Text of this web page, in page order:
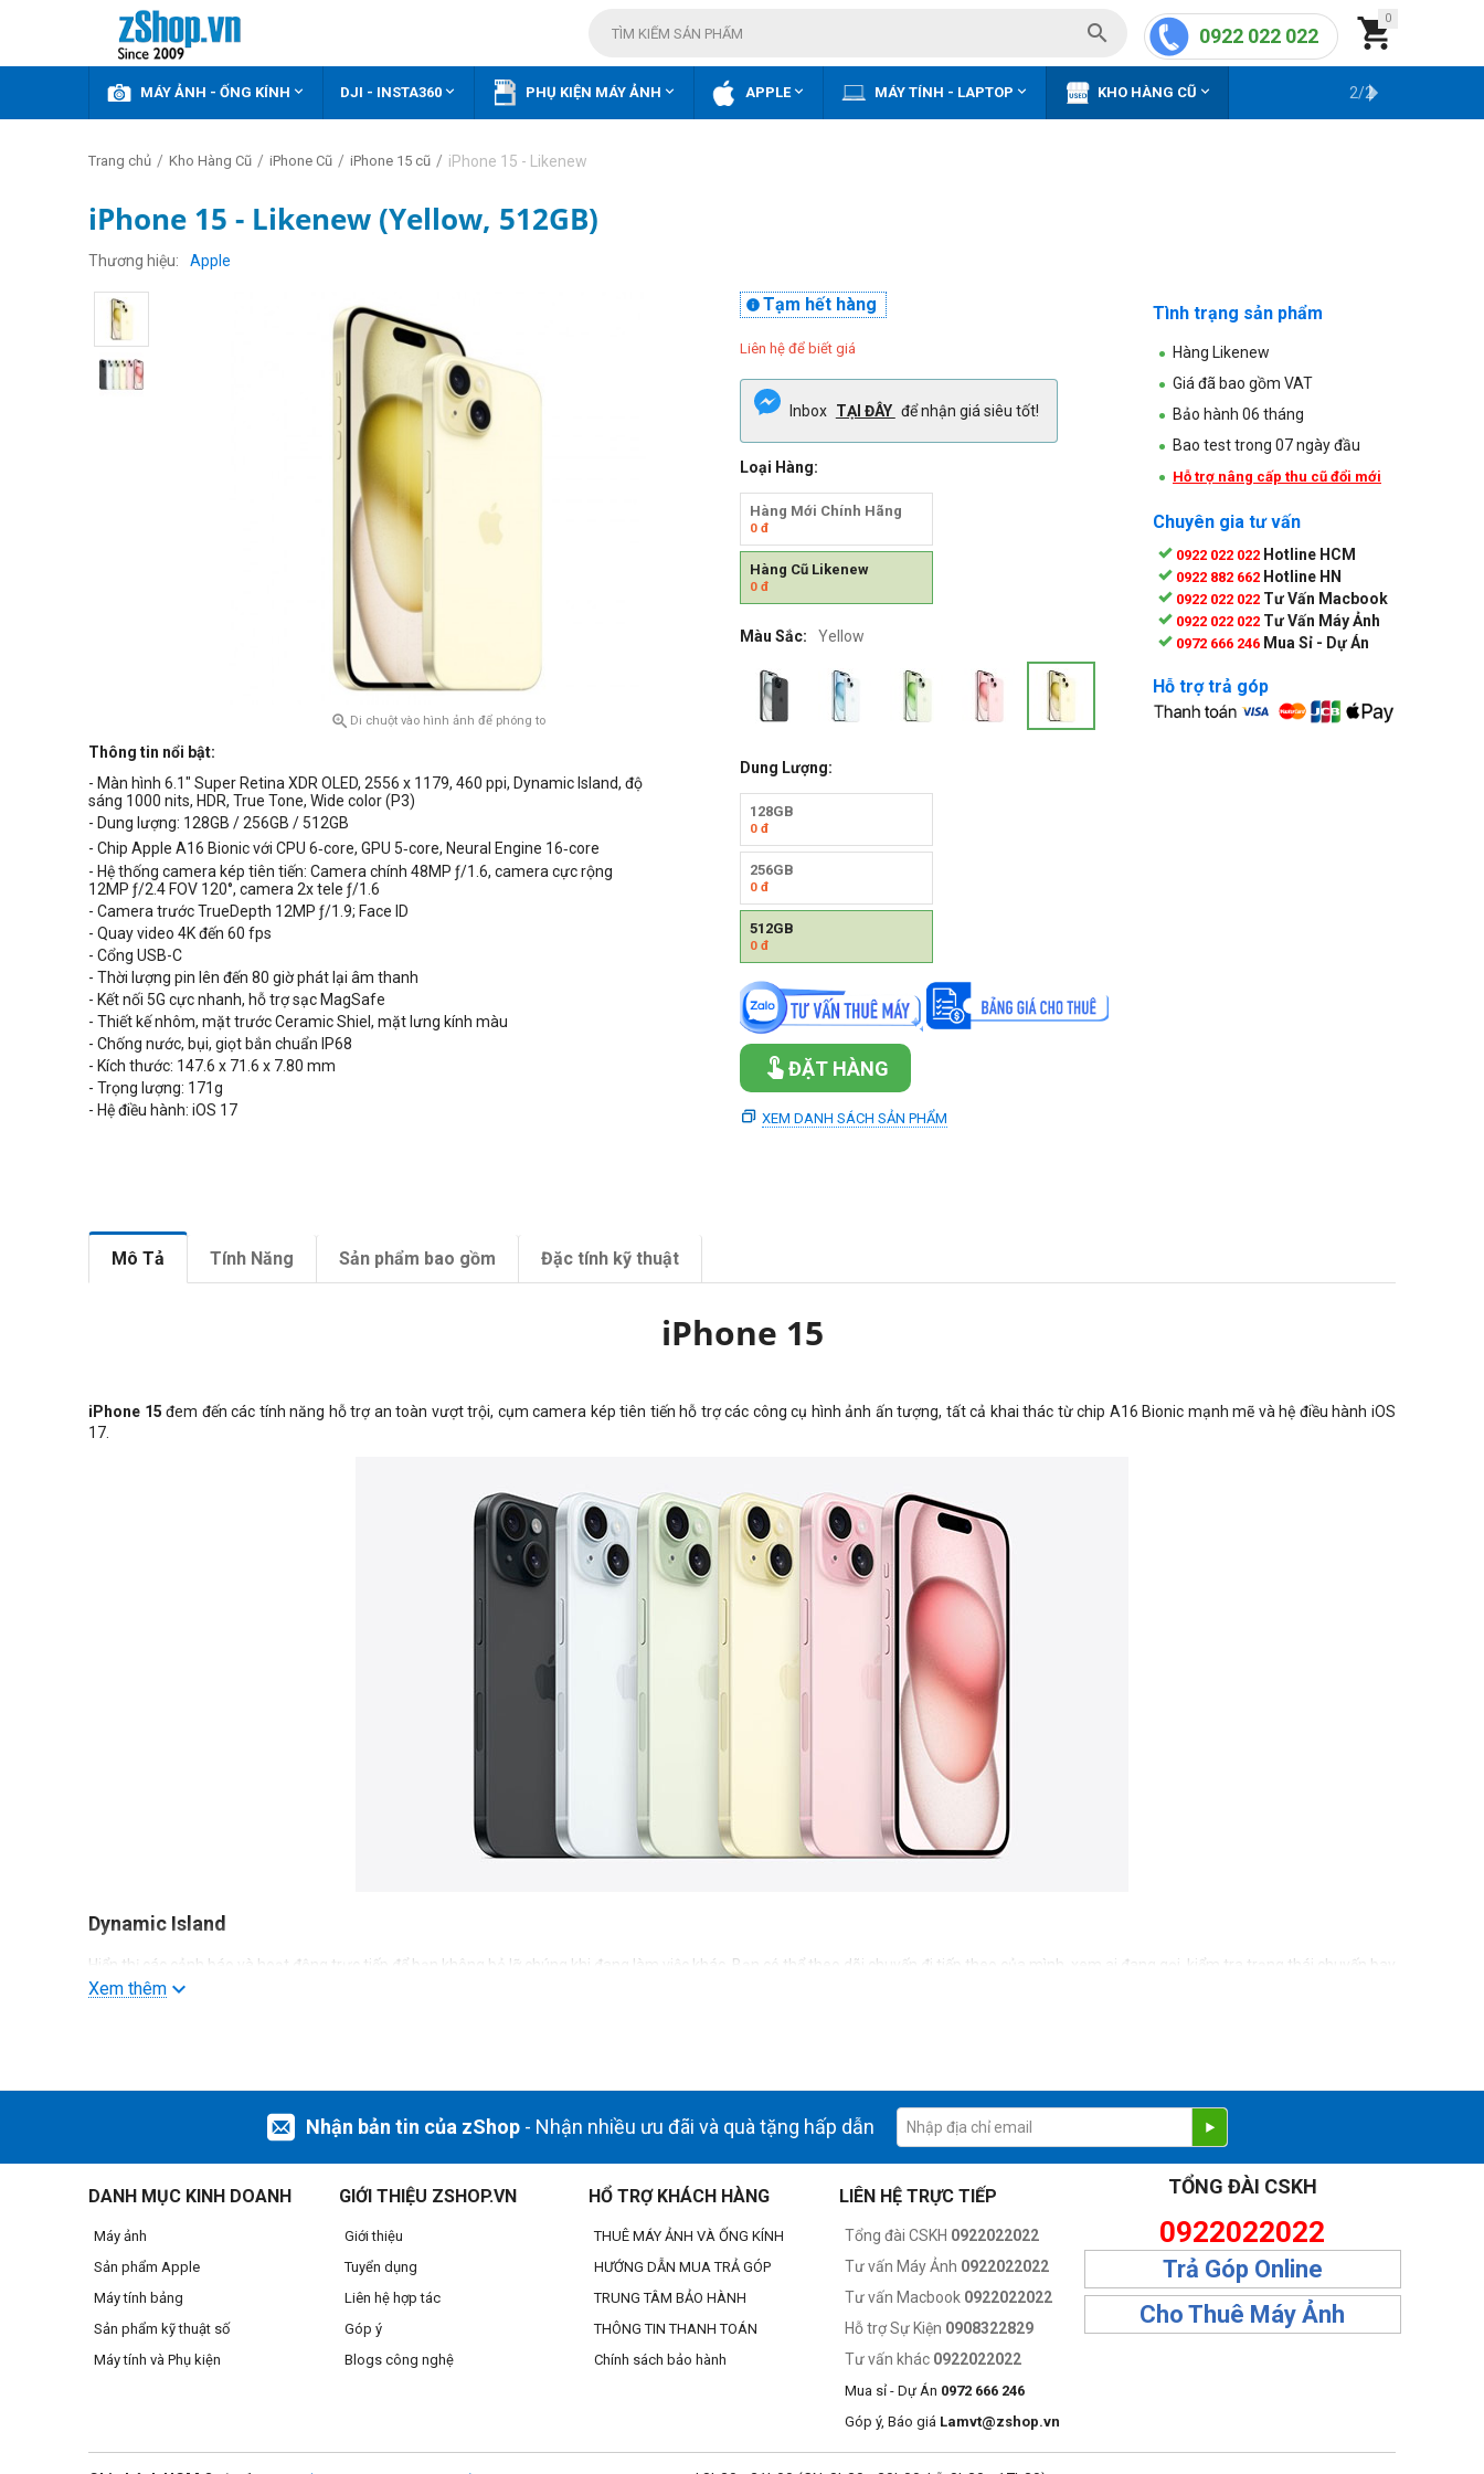
0

0922 022 022

KHUYẾN MÃI
MÁY ẢNH - ỐNG KÍNH  DJI - INSTA360  PHỤ KIỆN MÁY ẢNH  APPLE MÁY TÍNH - LAPTOP  KHO HÀNG CŨ  2/2
Trang chủ / Kho Hàng Cũ / iPhone Cũ / iPhone 15 cũ / iPhone 15 - Likenew
iPhone 15 - Likenew (Yellow, 512GB)
Thương hiệu Apple
 Di chuột vào hình ảnh để phóng to
Thông tin nổi bật:
- Màn hình 6.1" Super Retina XDR OLED, 2556 x 1179, 460 ppi, Dynamic Island, độ
sáng 1000 nits, HDR, True Tone, Wide color (P3)
- Dung lượng: 128GB / 256GB / 512GB
- Chip Apple A16 Bionic với CPU 6‑core, GPU 5‑core, Neural Engine 16‑core
- Hệ thống camera kép tiên tiến: Camera chính 48MP ƒ/1.6, camera cực rộng
12MP ƒ/2.4 FOV 120°, camera 2x tele ƒ/1.6
- Camera trước TrueDepth 12MP ƒ/1.9; Face ID
- Quay video 4K đến 60 fps
- Cổng USB-C
- Thời lượng pin lên đến 80 giờ phát lại âm thanh
- Kết nối 5G cực nhanh, hỗ trợ sạc MagSafe
- Thiết kế nhôm, mặt trướcCeramic Shiel, mặt lưng kính màu
- Chống nước, bụi, giọt bắn chuẩn IP68
- Kích thước: 147.6 x 71.6 x 7.80 mm
- Trọng lượng: 171g
- Hệ điều hành: iOS 17
Tạm hết hàng

Liên hệ để biết giá
Inbox TẠI ĐÂY để nhận giá siêu tốt!
Loại Hàng:
Hàng Mới Chính Hãng
0đ
Hàng Cũ Likenew
0đ
Màu Sắc: Yellow
Dung Lượng:
128GB
0đ
256GB
0đ
512GB
0đ
ĐẶT HÀNG
XEM DANH SÁCH SẢN PHẨM
Tình trạng sản phẩm
Hàng Likenew
Giá đã bao gồm VAT
Bảo hành 06 tháng
Bao test trong 07 ngày đầu
Hỗ trợ nâng cấp thu cũ đổi mới
Chuyên gia tư vấn
0922 022 022 Hotline HCM
0922 882 662 Hotline HN
0922 022 022 Tư Vấn Macbook
0922 022 022 Tư Vấn Máy Ảnh
0972 666 246 Mua Sỉ - Dự Án
Hỗ trợ trả góp
Mô Tả Tính Năng Sản phẩm bao gồm Đặc tính kỹ thuật
iPhone 15
iPhone 15 đem đến các tính năng hỗ trợ an toàn vượt trội, cụm camera kép tiên tiến hỗ trợ các công cụ hình ảnh ấn tượng, tất cả khai thác từ chip A16 Bionic mạnh mẽ và hệ điều hành iOS
17.
Dynamic Island
Hiển thị các cảnh báo và hoạt động trực tiếp để bạn không bỏ lỡ chúng khi đang làm việc khác. Bạn có thể theo dõi chuyến đi tiếp theo của mình, xem ai đang gọi, kiểm tra trạng thái chuyến bay
của bạn...
Xem thêm
Nhận bản tin của zShop - Nhận nhiều ưu đãi và quà tặng hấp dẫn
DANH MỤC KINH DOANH
Máy ảnh
Sản phẩm Apple
Máy tính bảng
Sản phẩm kỹ thuật số
Máy tính và Phụ kiện
GIỚI THIỆU ZSHOP.VN
Giới thiệu
Tuyển dụng
Liên hệ hợp tác
Góp ý
Blogs công nghệ
HỔ TRỢ KHÁCH HÀNG
THUÊ MÁY ẢNH VÀ ỐNG KÍNH
HƯỚNG DẪN MUA TRẢ GÓP
TRUNG TÂM BẢO HÀNH
THÔNG TIN THANH TOÁN
Chính sách bảo hành
LIÊN HỆ TRỰC TIẾP
Tổng đài CSKH 0922022022
Tư vấn Máy Ảnh 0922022022
Tư vấn Macbook 0922022022
Hỗ trợ Sự Kiện 0908322829
Tư vấn khác 0922022022
Mua sỉ - Dự Án 0972 666 246
Góp ý, Báo giá Lamvt@zshop.vn
TỔNG ĐÀI CSKH
0922022022
Trả Góp Online
Cho Thuê Máy Ảnh